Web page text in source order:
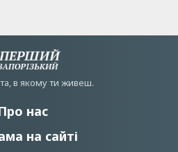
в якому ти живеш.
нас
на сайті